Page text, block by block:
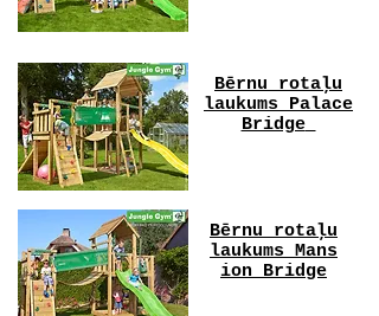
Bērnu rotaļu
laukums Palace
Bridge
Bērnu rotaļu
laukums Mans
ion Bridge